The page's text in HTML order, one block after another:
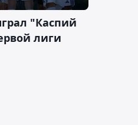
"Каспий
лиги